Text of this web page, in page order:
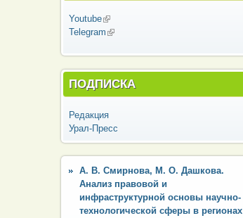
Youtube(внешняя ссылка)
Telegram (внешняя ссылка)
ПОДПИСКА
Редакция
Урал-Пресс
А. В. Смирнова, М. О. Дашкова.
Анализ правовой и
инфраструктурной основы научно-
технологической сферы в регионах